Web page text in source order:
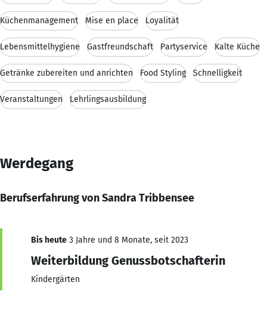
Küchenmanagement Mise en place Loyalität
Lebensmittelhygiene Gastfreundschaft Partyservice Kalte Küche
Getränke zubereiten und anrichten Food Styling Schnelligkeit
Veranstaltungen Lehrlingsausbildung
Werdegang
Berufserfahrung von Sandra Tribbensee
Bis heute 3 Jahre und 8 Monate, seit 2023
Weiterbildung Genussbotschafterin
Kindergärten